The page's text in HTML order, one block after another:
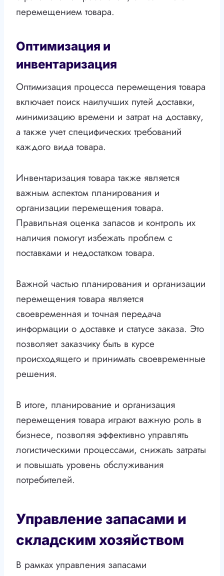
перемещением товара.
Оптимизация и
инвентаризация
Оптимизация процесса перемещения товара
включает поиск наилучших путей доставки,
минимизацию времени и затрат на доставку,
а также учет специфических требований
каждого вида товара.
Инвентаризация товара также является
важным аспектом планирования и
организации перемещения товара.
Правильная оценка запасов и контроль их
наличия помогут избежать проблем с
поставками и недостатком товара.
Важной частью планирования и организации
перемещения товара является
своевременная и точная передача
информации о доставке и статусе заказа. Это
позволяет заказчику быть в курсе
происходящего и принимать своевременные
решения.
В итоге, планирование и организация
перемещения товара играют важную роль в
бизнесе, позволяя эффективно управлять
логистическими процессами, снижать затраты
и повышать уровень обслуживания
потребителей.
Управление запасами и
складским хозяйством
В рамках управления запасами